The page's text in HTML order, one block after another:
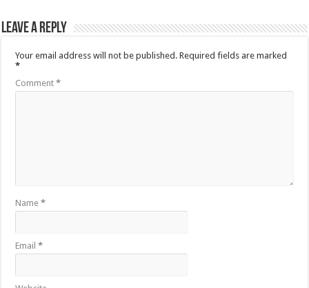
Leave a Reply
Your email address will not be published. Required fields are marked
*
Comment*
Name*
Email*